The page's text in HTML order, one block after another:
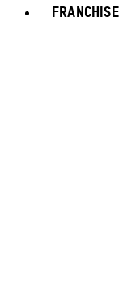
FRANCHISE